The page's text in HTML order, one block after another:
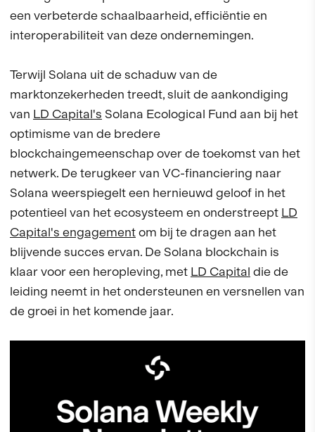
een verbeterde schaalbaarheid, efficiëntie en
interoperabiliteit van deze ondernemingen.
Terwijl Solana uit de schaduw van de
marktonzekerheden treedt, sluit de aankondiging
van LD Capital's Solana Ecological Fund aan bij het
optimisme van de bredere
blockchaingemeenschap over de toekomst van het
netwerk. De terugkeer van VC-financiering naar
Solana weerspiegelt een hernieuwd geloof in het
potentieel van het ecosysteem en onderstreept LD
Capital's engagementom bij te dragen aan het
blijvende succes ervan. De Solana blockchain is
klaar voor een heropleving, met LD Capital die de
leiding neemt in het ondersteunen en versnellen van
de groei in het komende jaar.